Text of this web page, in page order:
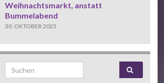
Weihnachtsmarkt, anstatt
Bummelabend
30. OKTOBER 2025
Search for: